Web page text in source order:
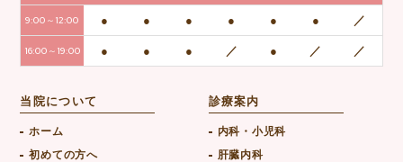
9:00～12:00 ● ● ● ● ● ● ／
16:00～19:00 ● ● ● ／ ● ／ ／
当院について
ホーム
初めての方へ
診療案内
内科・小児科
肝臓内科